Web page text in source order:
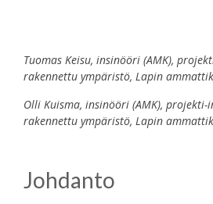
Tuomas Keisu, insinööri (AMK),
rakennettu ympäristö, Lapin
Olli Kuisma, insinööri (AMK), projekti-
rakennettu ympäristö, Lapin
Johdanto